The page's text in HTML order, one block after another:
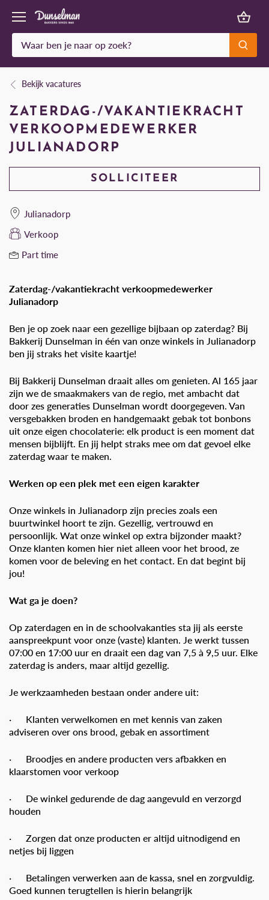
naar
content
Bekijk vacatures
ZATERDAG-/VAKANTIEKRACHT
VERKOOPMEDEWERKER
JULIANADORP
SOLLICITEER
Julianadorp
Verkoop
Part time
Zaterdag-/vakantiekracht verkoopmedewerker
Julianadorp
Ben je op zoek naar een gezellige bijbaan op zaterdag? Bij
Bakkerij Dunselman in één van onze winkels in Julianadorp
ben jij straks het visite kaartje!
Bij Bakkerij Dunselman draait alles om genieten. Al 165 jaar
zijn we de smaakmakers van de regio, met ambacht dat
door zes generaties Dunselman wordt doorgegeven. Van
versgebakken broden en handgemaakt gebak tot bonbons
uit onze eigen chocolaterie: elk product is een moment dat
mensen bijblijft. En jij helpt straks mee om dat gevoel elke
zaterdag waar te maken.
Werken op een plek met een eigen karakter
Onze winkels in Julianadorp zijn precies zoals een
buurtwinkel hoort te zijn. Gezellig, vertrouwd en
persoonlijk. Wat onze winkel op extra bijzonder maakt?
Onze klanten komen hier niet alleen voor het brood, ze
komen voor de beleving en het contact. En dat begint bij
jou!
Wat ga je doen?
Op zaterdagen en in de schoolvakanties sta jij als eerste
aanspreekpunt voor onze (vaste) klanten. Je werkt tussen
07:00 en 17:00 uur en draait een dag van 7,5 à 9,5 uur. Elke
zaterdag is anders, maar altijd gezellig.
Je werkzaamheden bestaan onder andere uit:
· Klanten verwelkomen en met kennis van zaken
adviseren over ons brood, gebak en assortiment
· Broodjes en andere producten vers afbakken en
klaarstomen voor verkoop
· De winkel gedurende de dag aangevuld en verzorgd
houden
· Zorgen dat onze producten er altijd uitnodigend en
netjes bij liggen
· Betalingen verwerken aan de kassa, snel en zorgvuldig.
Goed kunnen terugtellen is hierin belangrijk